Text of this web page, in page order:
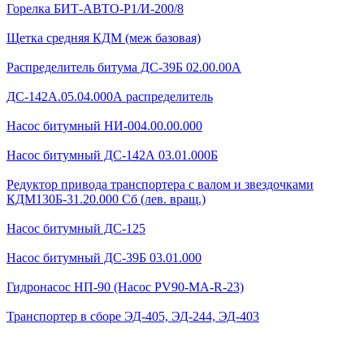
Горелка БИТ-АВТО-Р1/И-200/8
Щетка средняя КДМ (меж базовая)
Распределитель битума ДС-39Б 02.00.00А
ДС-142А.05.04.000А распределитель
Насос битумный НИ-004.00.00.000
Насос битумный ДС-142А 03.01.000Б
Редуктор привода транспортера с валом и звездочками
КДМ130Б-31.20.000 Сб (лев. вращ.)
Насос битумный ДС-125
Насос битумный ДС-39Б 03.01.000
Гидронасос НП-90 (Насос PV90-MA-R-23)
Транспортер в сборе ЭД-405, ЭД-244, ЭД-403